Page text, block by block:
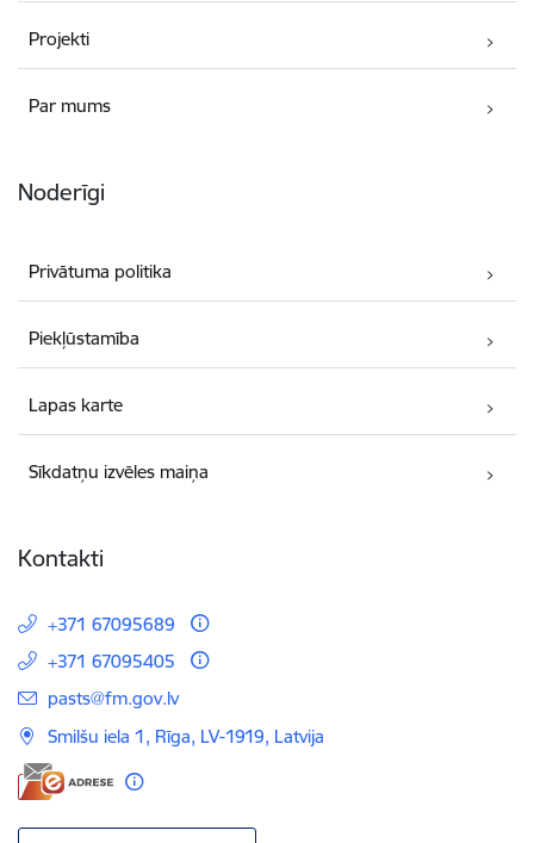
Projekti
Par mums
Noderīgi
Privātuma politika
Piekļūstamība
Lapas karte
Sīkdatņu izvēles maiņa
Kontakti
+371 67095689
+371 67095405
E-pasts:
pasts@fm.gov.lv
Smilšu iela 1, Rīga, LV-1919, Latvija